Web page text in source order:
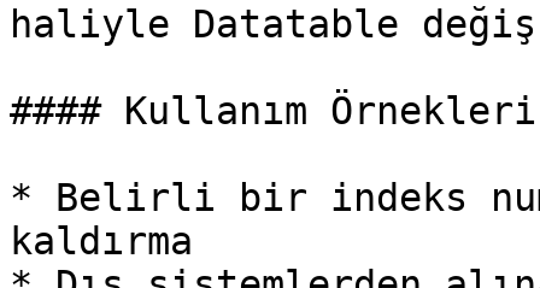
haliyle Datatable
#### Kullanım
* Belirli bir indeks
kaldırma